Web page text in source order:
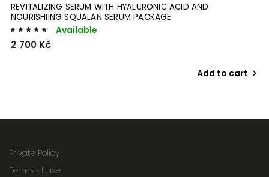
REVITALIZING SERUM WITH HYALURONIC ACID AND
NOURISHIING SQUALAN SERUM PACKAGE
Available
2 700 Kč
Add to cart
Private Policy
Terms of use